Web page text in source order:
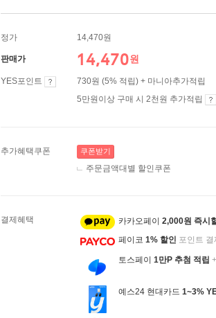
정가 14,470원
판매가 14,470원
YES포인트
730원 (5% 적립) + 마니아추가적립
5만원이상 구매 시 2천원 추가적립
추가혜택쿠폰 쿠폰받기
주문금액대별 할인쿠폰
결제혜택 카카오페이 2,000원 즉시
페이코 1% 할인 포인트 결
토스페이 1만P 추첨 적립
예스24 현대카드 1~3%